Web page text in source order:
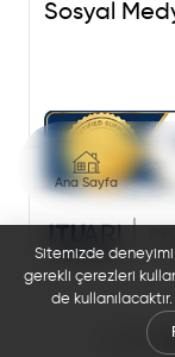
Ana Sayfa
Sosyal
© 2026
Sitemizde
gerekli çerezleri
de